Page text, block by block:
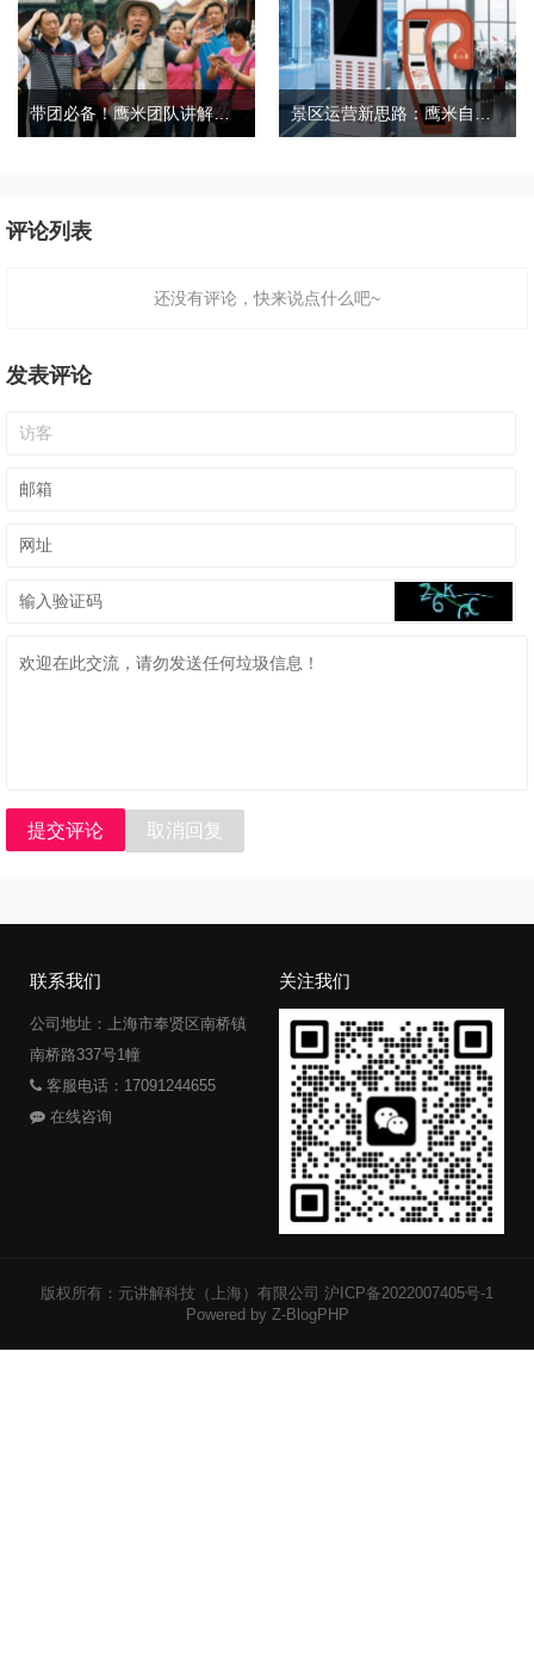
带团必备！鹰米团队讲解器，防串音 + 易管理双在线
评论列表
还没有评论，快来说点什么吧~
发表评论
提交评论 取消回复
联系我们
公司地址：上海市奉贤区南桥镇
南桥路337号1幢
客服电话：17091244655
在线咨询
关注我们
版权所有：元讲解科技（上海）有限公司 沪ICP备2022007405号-1
Powered by Z-BlogPHP